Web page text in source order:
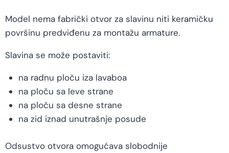
Model nema fabrički otvor za slavinu niti keramičku
površinu predviđenu za montažu armature.
Slavina se može postaviti:
na radnu ploču iza lavaboa
na ploču sa leve strane
na ploču sa desne strane
na zid iznad unutrašnje posude
Odsustvo otvora omogućava slobodnije